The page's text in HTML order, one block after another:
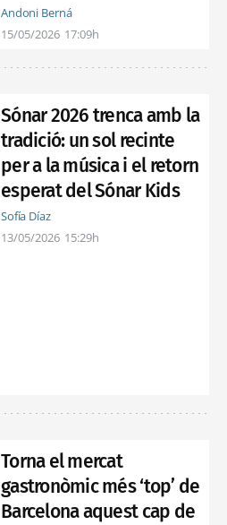
Andoni Berná
15/05/2026 17:09h
Sónar 2026 trenca amb la
tradició: un sol recinte
per a la música i el retorn
esperat del Sónar Kids
Sofía Díaz
13/05/2026 15:29h
Torna el mercat
gastronòmic més ‘top’ de
Barcelona aquest cap de